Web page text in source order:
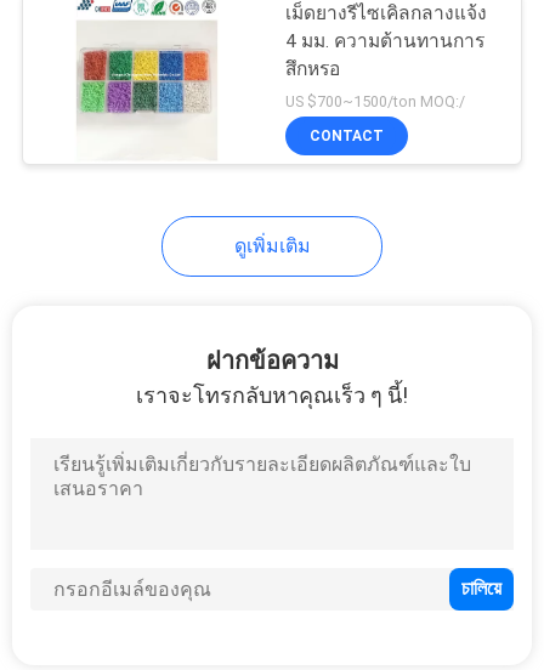
Sports Flooring
เสื่อยิมยางพารา
เม็ดยางรีไซเคิลกลางแจ้ง
4 มม. ความต้านทานการ
สึกหรอ
US $700~1500/ton MOQ:/
CONTACT
ดูเพิ่มเติม
ฝากข้อความ
เราจะโทรกลับหาคุณเร็ว ๆ นี้!